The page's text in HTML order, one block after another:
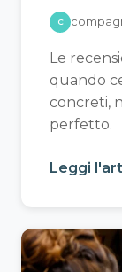
C
Le
quando
concreti,
perfetto.
Leggi